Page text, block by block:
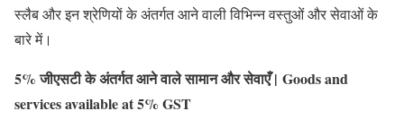
स्लैब और इन श्रेणियों के अंतर्गत आने वाली विभिन्न वस्तुओं और सेवाओं के
बारे में।
5% जीएसटी के अंतर्गत आने वाले सामान और सेवाएँ | Goods and
services available at 5% GST